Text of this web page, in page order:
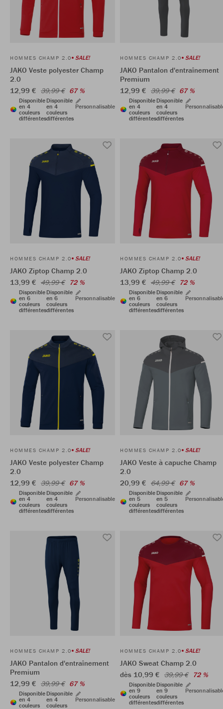
HOMMES CHAMP 2.0 SALE!
JAKO Veste polyester Champ
2.0
12,99 € 39,99 € 67 %
Disponible
en 4
couleurs
différentes
Disponible
en 4
couleurs
différentes
Personnalisable
HOMMES CHAMP 2.0 SALE!
JAKO Pantalon d'entraînement
Premium
12,99 € 39,99 € 67 %
Disponible
en 4
couleurs
différentes
Disponible
en 4
couleurs
différentes
HOMMES CHAMP 2.0 SALE!
JAKO Ziptop Champ 2.0
13,99 € 49,99 € 72 %
Disponible
en 6
couleurs
différentes
Disponible
en 6
couleurs
différentes
Personnalisable
HOMMES CHAMP 2.0 SALE!
JAKO Ziptop Champ 2.0
13,99 € 49,99 € 72 %
Disponible
en 6
couleurs
différentes
Disponible
en 6
couleurs
différentes
HOMMES CHAMP 2.0 SALE!
JAKO Veste polyester Champ
2.0
12,99 € 39,99 € 67 %
Disponible
en 4
couleurs
différentes
Disponible
en 4
couleurs
différentes
Personnalisable
HOMMES CHAMP 2.0 SALE!
JAKO Veste à capuche Champ
2.0
20,99 € 64,99 € 67 %
Disponible
en 5
couleurs
différentes
Disponible
en 5
couleurs
différentes
HOMMES CHAMP 2.0 SALE!
JAKO Pantalon d'entraînement
Premium
12,99 € 39,99 € 67 %
Disponible
en 4
couleurs
Disponible
en 4
couleurs
Personnalisable
HOMMES CHAMP 2.0 SALE!
JAKO Sweat Champ 2.0
dès 10,99 € 39,99 € 72 %
Disponible
en 9
couleurs
différentes
Disponible
en 9
couleurs
différentes